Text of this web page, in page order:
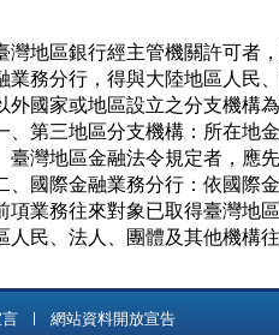
灣地區銀行經主管機關許可者
業務分行，得與大陸地區人民
外國家或地區設立之分支機構
、第三地區分支機構：所在地
臺灣地區金融法令規定者，應
、國際金融業務分行：依國際
項業務往來對象已取得臺灣地
人民、法人、團體及其他機構往
網站資料開放宣告